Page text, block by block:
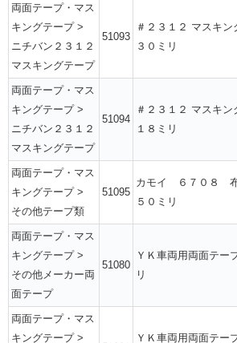
両面テープ・マス
キングテープ >
ニチバン２３１２
マスキングテープ
51093
＃２３１２ マスキン
３０ミリ
両面テープ・マス
キングテープ >
ニチバン２３１２
マスキングテープ
51094
＃２３１２ マスキン
１８ミリ
両面テープ・マス
キングテープ >
その他テープ類
51095
カモイ ６７０８
５０ミリ
両面テープ・マス
キングテープ >
その他メーカー両
面テープ
51080
ＹＫ車両用両面テー
リ
両面テープ・マス
キングテープ >
ＹＫ車両用両面テー